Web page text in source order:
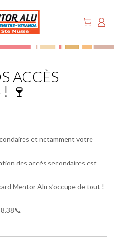
ACCÈS
🍷
et notamment votre
des accès secondaires est
Mentor Alu s’occupe de tout !